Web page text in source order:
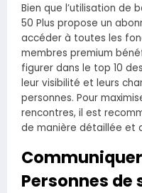
Bien que l’utilisation de
50 Plus propose un
accéder à toutes les
membres premium
figurer dans le top 10
leur visibilité et leurs
personnes. Pour
rencontres, il est
de manière détaillée et
Personnes de